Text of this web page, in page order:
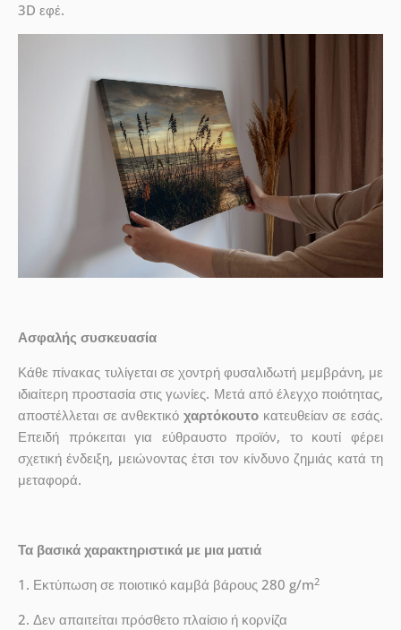
3D εφέ.
Ασφαλής συσκευασία
Κάθε πίνακας τυλίγεται σε χοντρή φυσαλιδωτή μεμβράνη, με
ιδιαίτερη προστασία στις γωνίες. Μετά από έλεγχο ποιότητας,
αποστέλλεται σε ανθεκτικό χαρτόκουτο κατευθείαν σε εσάς.
Επειδή πρόκειται για εύθραυστο προϊόν, το κουτί φέρει
σχετική ένδειξη, μειώνοντας έτσι τον κίνδυνο ζημιάς κατά τη
μεταφορά.
Τα βασικά χαρακτηριστικά με μια ματιά
1. Εκτύπωση σε ποιοτικό καμβά βάρους 280 g/m2
2. Δεν απαιτείται πρόσθετο πλαίσιο ή κορνίζα